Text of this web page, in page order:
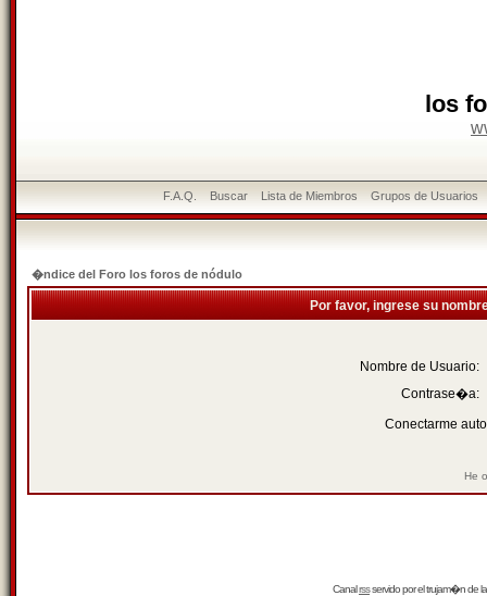
los
F.A.Q. Buscar Lista de Miembros Grupos de Usuarios
�ndice del Foro los foros de nódulo
Por favor, ingrese su
Nombre de Usuario:
Contrase�a:
Conectarme
He
Canalrssservido por eltrujam�nde